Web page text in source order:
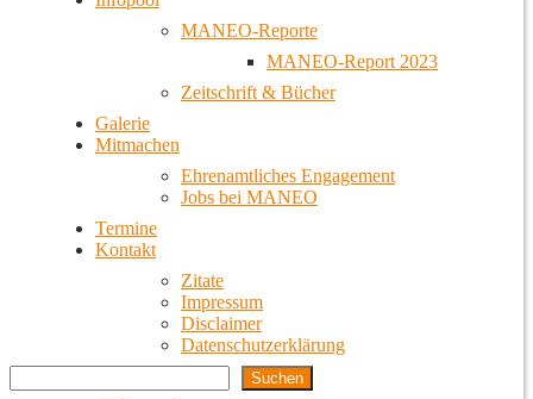
MANEO-Reporte
MANEO-Report 2023
Zeitschrift & Bücher
Galerie
Mitmachen
Ehrenamtliches Engagement
Jobs bei MANEO
Termine
Kontakt
Zitate
Impressum
Disclaimer
Datenschutzerklärung
Suchen